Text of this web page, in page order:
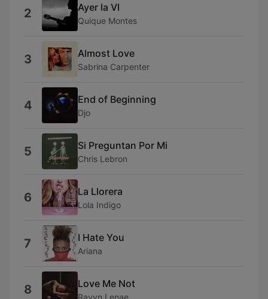
2 Ayer la VI
Quique Montes
3 Almost Love
Sabrina Carpenter
4 End of Beginning
Djo
5 Si Preguntan Por Mi
Chris Lebron
6 La Llorera
Lola Indigo
7 I Hate You
Ariana
8 Love Me Not
Ravyn Lenae